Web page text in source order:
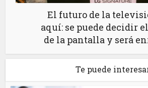
El futuro de la
aquí: se puede decidir
de la pantalla y será
Te puede